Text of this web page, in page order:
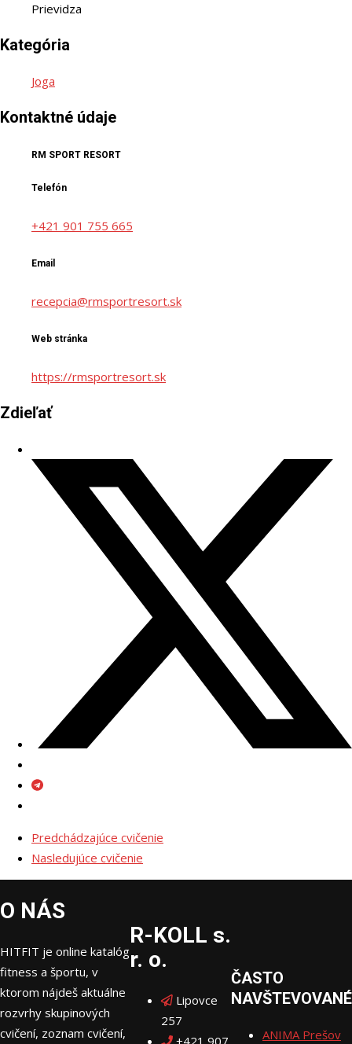
Prievidza
Kategória
Joga
Kontaktné údaje
RM SPORT RESORT
Telefón
+421 901 755 665
Email
recepcia@rmsportresort.sk
Web stránka
https://rmsportresort.sk
Zdieľať
Predchádzajúce cvičenie
Nasledujúce cvičenie
O NÁS
HITFIT je online katalóg
fitness a športu, v
ktorom nájdeš aktuálne
rozvrhy skupinových
cvičení, zoznam cvičení,
R-KOLL s.
r. o.
Lipovce
257
+421 907
ČASTO
NAVŠTEVOVANÉ
ANIMA Prešov